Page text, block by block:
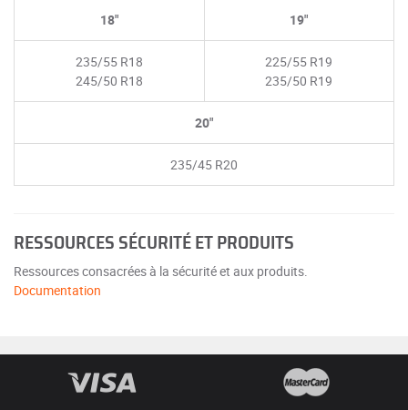
18"
235/55 R18
245/50 R18
19"
225/55 R19
235/50 R19
20"
235/45 R20
RESSOURCES SÉCURITÉ ET PRODUITS
Ressources consacrées à la sécurité et aux produits.
Documentation